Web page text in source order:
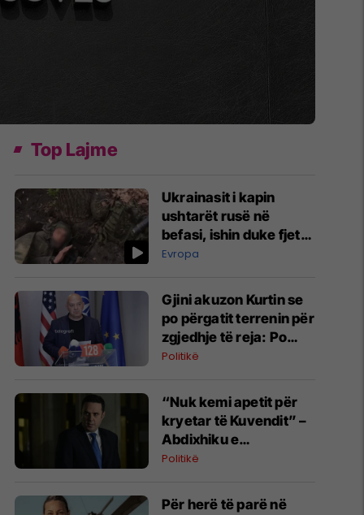
Top Lajme
Ukrainasit i kapin
ushtarët rusë në
befasi, ishin duke fjetur
në strehimoret e
Evropa
Gjini akuzon Kurtin se
po përgatit terrenin për
zgjedhje të reja: Po
manipulon opinionin
Politikë
“Nuk kemi apetit për
kryetar të Kuvendit” –
Abdixhiku e
konsideron si figurë
Politikë
Për herë të parë në